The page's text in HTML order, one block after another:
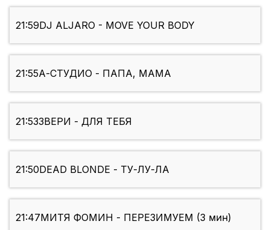
21:59DJ ALJARO - MOVE YOUR BODY
21:55А-СТУДИО - ПАПА, МАМА
21:53ЗВЕРИ - ДЛЯ ТЕБЯ
21:50DEAD BLONDE - ТУ-ЛУ-ЛА
21:47МИТЯ ФОМИН - ПЕРЕЗИМУЕМ (3 мин)